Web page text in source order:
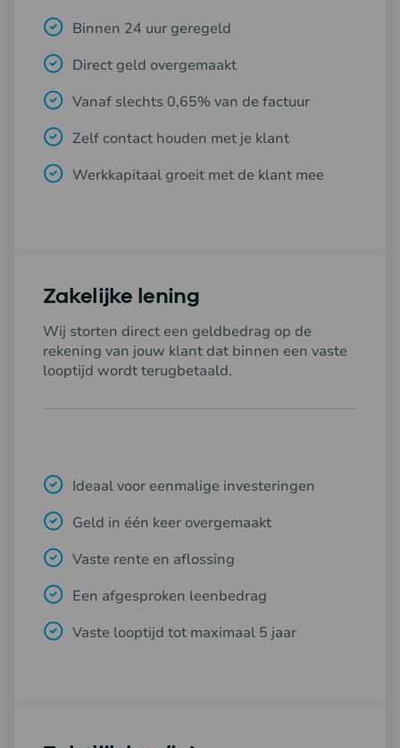
Zakelijke lening
Wij storten direct een geldbedrag op de
rekening van jouw klant dat binnen een vaste
looptijd wordt terugbetaald.
Ideaal voor eenmalige investeringen
Geld in één keer overgemaakt
Vaste rente en aflossing
Een afgesproken leenbedrag
Vaste looptijd tot maximaal 5 jaar
Binnen 24 uur geregeld
Direct geld overgemaakt
Vanaf slechts 0,65% van de factuur
Zelf contact houden met je klant
Werkkapitaal groeit met de klant mee